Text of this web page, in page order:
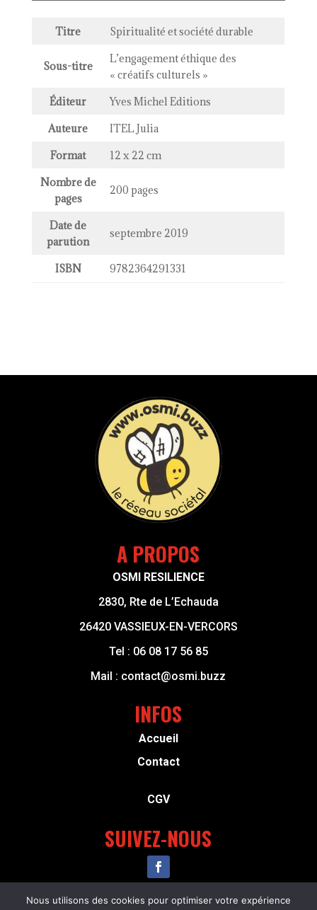
Titre Spiritualité et société durable
Sous-titre
L’engagement éthique des
« créatifs culturels »
Éditeur
Yves Michel Editions
Auteure
ITEL Julia
Format
12 x 22 cm
Nombre de
pages
200 pages
Date de
parution
septembre 2019
ISBN 9782364291331
A PROPOS
OSMI RESILIENCE
2830, Rte de L’Echauda
26420 VASSIEUX-EN-VERCORS
Tel : 06 08 17 56 85
Mail : contact@osmi.buzz
INFOS
Accueil
Contact
CGV
SUIVEZ-NOUS
Nous utilisons des cookies pour optimiser votre expérience